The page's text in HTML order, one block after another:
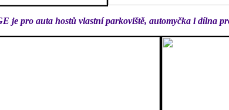
je pro auta hostů vlastní parkoviště, automyčka i dílna